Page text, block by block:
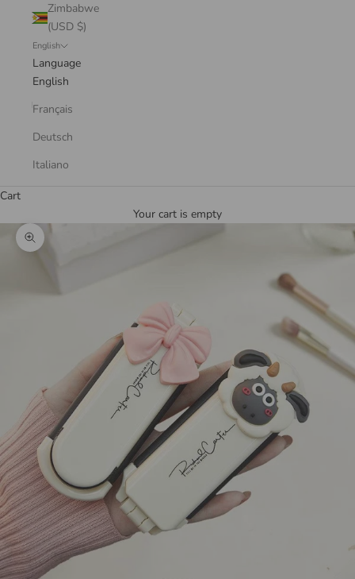
Zimbabwe
(USD $)
English
Language
English
Français
Deutsch
Italiano
Cart
Your cart is empty
Zoom picture